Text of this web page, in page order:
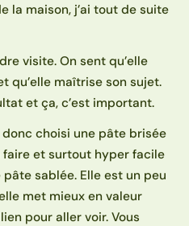
la maison, j’ai tout de suite
visite. On sent qu’elle
qu’elle maîtrise son sujet.
et ça, c’est important.
donc choisi une pâte brisée
et surtout hyper facile
sablée. Elle est un peu
met mieux en valeur
pour aller voir. Vous